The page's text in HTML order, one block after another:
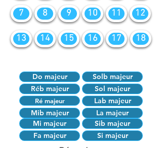
7 8 9 10 11 12
13 14 15 16 17 18
Do majeur
Solb majeur
Réb majeur
Sol majeur
Ré majeur
Lab majeur
Mib majeur
Mi majeur
La majeur
Sib majeur
Fa majeur
Si majeur